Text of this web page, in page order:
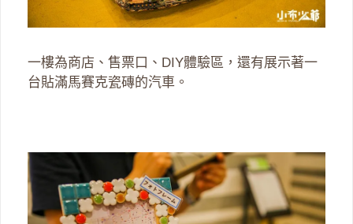
一樓為商店、售票口、DIY體驗區，還有展示著一
台貼滿馬賽克瓷磚的汽車。